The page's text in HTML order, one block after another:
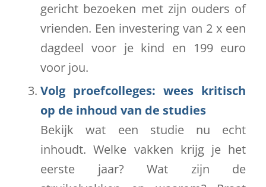
gericht bezoeken met zijn ouders of
vrienden. Een investering van 2 x een
dagdeel voor je kind en 199 euro
voor jou.
Volg proefcolleges: wees kritisch
op de inhoud van de studies
Bekijk wat een studie nu echt
inhoudt. Welke vakken krijg je het
eerste jaar? Wat zijn de